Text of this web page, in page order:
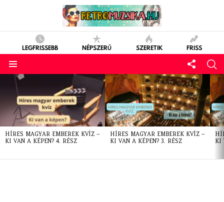
LEGFRISSEBB NÉPSZERŰ SZERETIK FRISS
LATEST
STORIES
HÍRES MAGYAR EMBEREK KVÍZ –
KI VAN A KÉPEN? 4. RÉSZ
HÍRES MAGYAR EMBEREK KVÍZ –
KI VAN A KÉPEN? 3. RÉSZ
KI